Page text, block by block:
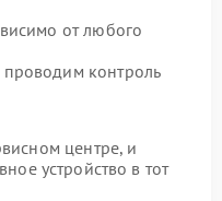
от любого
контроль
центре, и
устройство в тот